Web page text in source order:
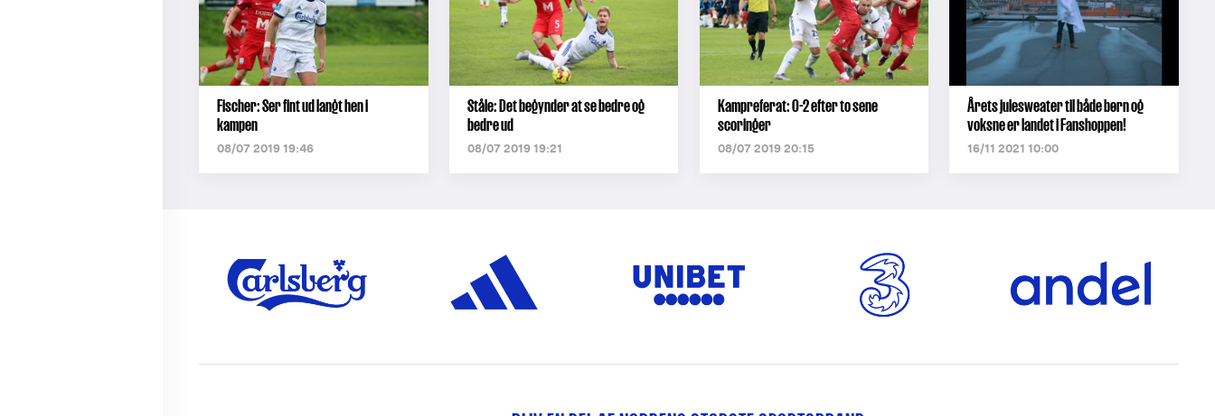
Fischer: Ser fint ud langt hen i
kampen
08/07 2019 19:46
Ståle: Det begynder at se bedre og
bedre ud
08/07 2019 19:21
Kampreferat: 0-2 efter to sene
scoringer
08/07 2019 20:15
Årets julesweater til både børn og
voksne er landet i Fanshoppen!
16/11 2021 10:00